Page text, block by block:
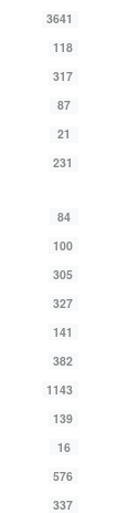
3641
118
317
87
21
231
84
100
305
327
141
382
1143
139
16
576
337